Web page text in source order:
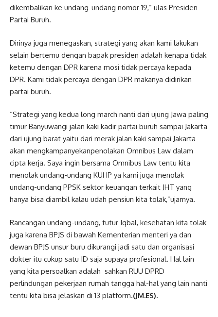
dikembalikan ke undang-undang nomor 19,” ulas Presiden
Partai Buruh.
Dirinya juga menegaskan, strategi yang akan kami lakukan
selain bertemu dengan bapak presiden adalah kenapa tidak
ketemu dengan DPR karena mosi tidak percaya kepada
DPR. Kami tidak percaya dengan DPR makanya didirikan
partai buruh.
“Strategi yang kedua long march nanti dari ujung Jawa paling
timur Banyuwangi jalan kaki kadir partai buruh sampai Jakarta
dari ujung barat yaitu dari merak jalan kaki sampai Jakarta
akan mengkampanyekanpenolakan Omnibus Law dalam
cipta kerja. Saya ingin bersama Omnibus Law tentu kita
menolak undang-undang KUHP ya kami juga menolak
undang-undang PPSK sektor keuangan terkait JHT yang
hanya bisa diambil kalau udah pensiun kita tolak,”ujarnya.
Rancangan undang-undang, tutur Iqbal, kesehatan kita tolak
juga karena BPJS di bawah Kementerian menteri ya dan
dewan BPJS unsur buru dikurangi jadi satu dan organisasi
dokter itu cukup satu ID saja supaya profesional. Hal lain
yang kita persoalkan adalah sahkan RUU DPRD
perlindungan pekerjaan rumah tangga hal-hal yang lain nanti
tentu kita bisa jelaskan di 13 platform.(JM.ES).